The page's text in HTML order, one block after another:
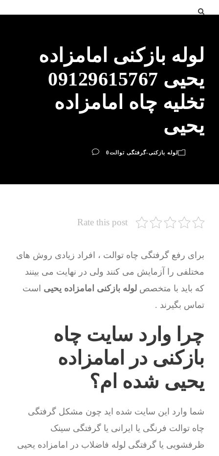
لوله بازکنی امامزاده
یحیی 09129615767
تخلیه چاه امامزاده
یحیی
لوله بازکنی-گرفتگی توالت0
Rate this post
برای رفع گرفتگی چاه توالت ، افراد زیادی روش های
مختلفی را آزمایش می کنند ولی در نهایت می بینند
که باید با متخصص لوله بازکنی امامزاده یحیی است
تماس بگیرند .
چرا وارد سایت چاه
بازکنی در امامزاده
یحیی شده ام؟
شما وارد این سایت شده اید چون مشکل گرفتگی
چاه توالت فرنگی یا ایرانی یا گرفتگی سینک
ظرفشویی یا گرفتگی لوله فاضلاب در امامزاده یحیی